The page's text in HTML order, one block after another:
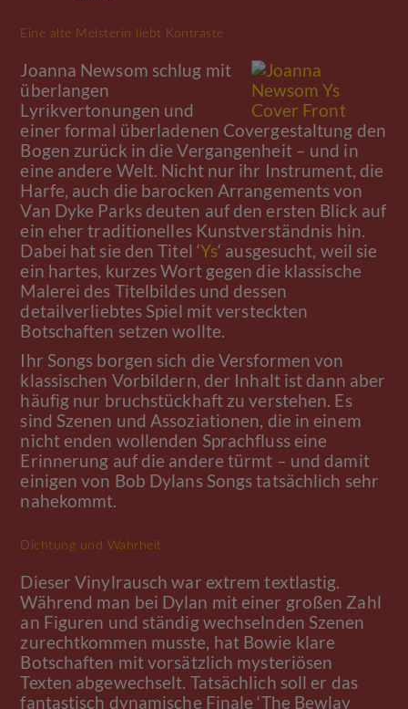
Eine alte Meisterin liebt Kontraste
Joanna Newsom schlug mit
überlangen
Lyrikvertonungen und
einer formal überladenen Covergestaltung den
Bogen zurück in die Vergangenheit – und in
eine andere Welt. Nicht nur ihr Instrument, die
Harfe, auch die barocken Arrangements von
Van Dyke Parks deuten auf den ersten Blick auf
ein eher traditionelles Kunstverständnis hin.
Dabei hat sie den Titel ‘Ys‘ ausgesucht, weil sie
ein hartes, kurzes Wort gegen die klassische
Malerei des Titelbildes und dessen
detailverliebtes Spiel mit versteckten
Botschaften setzen wollte.
Ihr Songs borgen sich die Versformen von
klassischen Vorbildern, der Inhalt ist dann aber
häufig nur bruchstückhaft zu verstehen. Es
sind Szenen und Assoziationen, die in einem
nicht enden wollenden Sprachfluss eine
Erinnerung auf die andere türmt – und damit
einigen von Bob Dylans Songs tatsächlich sehr
nahekommt.
Dichtung und Wahrheit
Dieser Vinylrausch war extrem textlastig.
Während man bei Dylan mit einer großen Zahl
an Figuren und ständig wechselnden Szenen
zurechtkommen musste, hat Bowie klare
Botschaften mit vorsätzlich mysteriösen
Texten abgewechselt. Tatsächlich soll er das
fantastisch dynamische Finale ‘The Bewlay